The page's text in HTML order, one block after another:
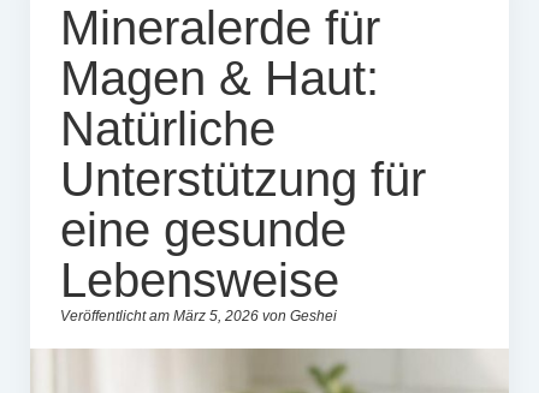
Mineralerde für
Magen & Haut:
Natürliche
Unterstützung für
eine gesunde
Lebensweise
Veröffentlicht am März 5, 2026 von Geshei